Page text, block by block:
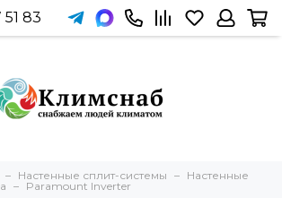
83
Настенные сплит-системы
Настенные
Paramount Inverter